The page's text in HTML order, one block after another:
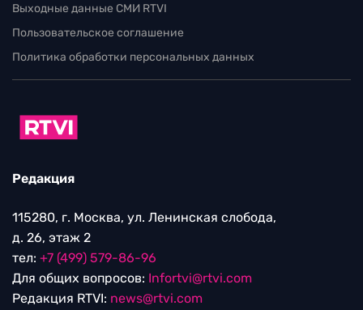
Выходные данные СМИ RTVI
Пользовательское соглашение
Политика обработки персональных данных
Редакция
115280, г. Москва, ул. Ленинская слобода,
д. 26, этаж 2
тел: +7 (499) 579-86-96
Для общих вопросов: Infortvi@rtvi.com
Редакция RTVI: news@rtvi.com